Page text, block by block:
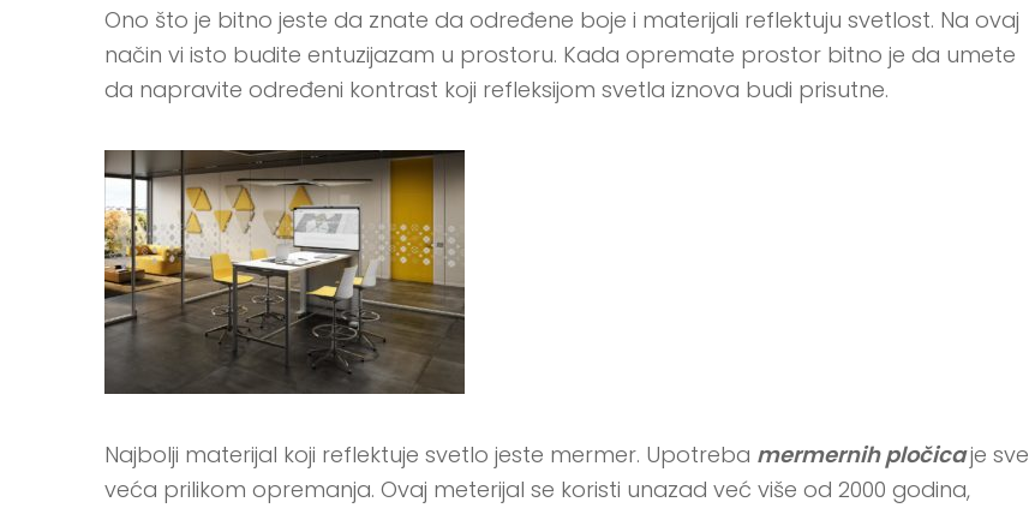
Ono što je bitno jeste da znate da određene boje i materijali reflektuju svetlost. Na ovaj
način vi isto budite entuzijazam u prostoru. Kada opremate prostor bitno je da umete
da napravite određeni kontrast koji refleksijom svetla iznova budi prisutne.
Najbolji materijal koji reflektuje svetlo jeste mermer. Upotreba mermernih pločicaje sve
veća prilikom opremanja. Ovaj meterijal se koristi unazad već više od 2000 godina,